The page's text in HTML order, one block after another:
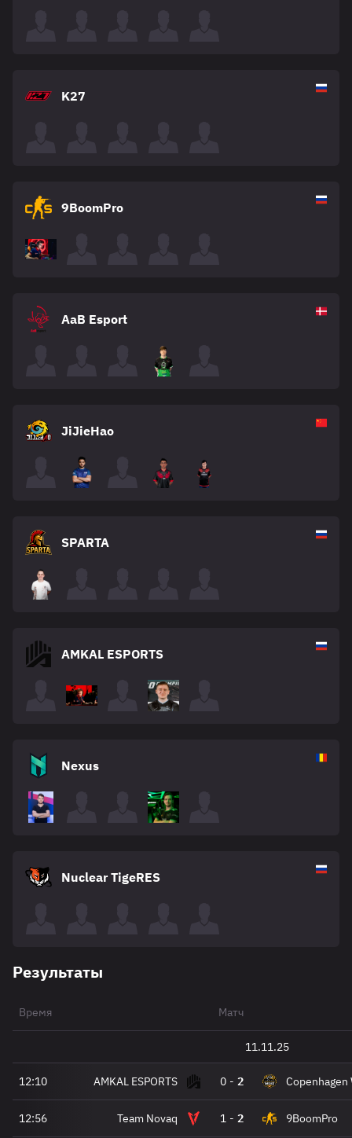
K27
9BoomPro
AaB Esport
JiJieHao
SPARTA
AMKAL ESPORTS
Nexus
Nuclear TigeRES
Результаты
Время Матч
11.11.25
12:10 AMKAL ESPORTS 0 - 2 Copenhagen
12:56 Team Novaq 1 - 2 9BoomPro